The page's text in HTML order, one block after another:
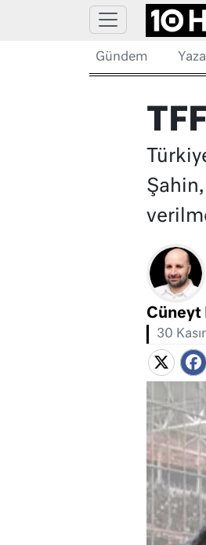
Gündem
Cüneyt
30